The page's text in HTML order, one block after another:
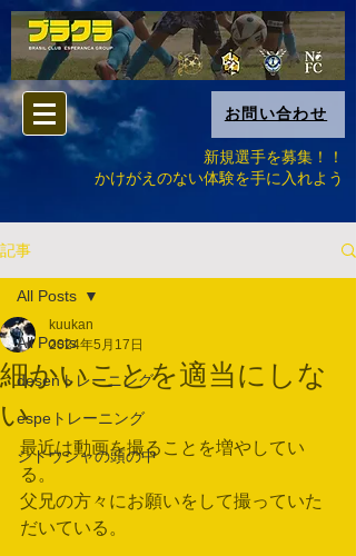
お問い合わせ
新規選手を募集！！
​かけがえのない体験を手に入れよう
記事
All Posts
desenトレーニング
espeトレーニング
シドウシャの頭の中
All Posts
細かいことを適当にしな
い
kuukan
2024年5月17日
最近は動画を撮ることを増やしてい
る。
父兄の方々にお願いをして撮っていた
だいている。